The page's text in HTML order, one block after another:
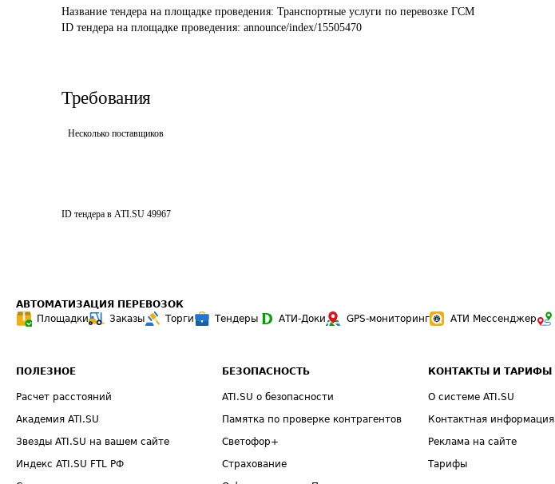
Название тендера на площадке проведения: Транспортные услуги по перевозке ГСМ
ID тендера на площадке проведения: announce/index/15505470
Требования
Несколько поставщиков
ID тендера в ATI.SU 49967
АВТОМАТИЗАЦИЯ ПЕРЕВОЗОК
Площадки
Заказы Торги Тендеры АТИ-Доки GPS-мониторинг АТИ Мессенджер
ПОЛЕЗНОЕ
Расчет расстояний
Академия ATI.SU
Звезды ATI.SU на вашем сайте
Индекс ATI.SU FTL РФ
БЕЗОПАСНОСТЬ
ATI.SU о безопасности
Памятка по проверке контрагентов
Светофор+
Страхование
КОНТАКТЫ И ТАРИФЫ
О системе ATI.SU
Контактная информация
Реклама на сайте
Тарифы